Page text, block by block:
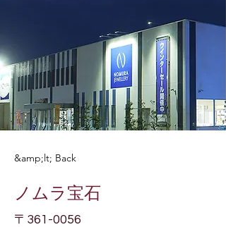
&amp;lt; Back
ノムラ宝石
〒361-0056